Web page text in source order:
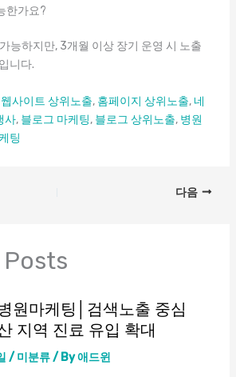
한가요?
능하지만, 3개월 이상 장기 운영 시 노출
니다.
웹사이트 상위노출, 홈페이지 상위노출, 네
사, 블로그 마케팅, 블로그 상위노출, 병원
팅
다음
원마케팅│검색노출 중심
지역 진료 유입 확대
/ 미분류/ By애드윈